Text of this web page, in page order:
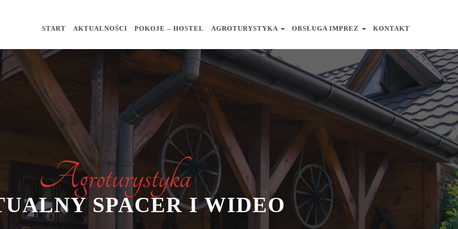
START AKTUALNOŚCI POKOJE – HOSTEL AGROTURYSTYKA OBSŁUGA IMPREZ KONTAKT
Agroturystyka
SPACER I WIDEO